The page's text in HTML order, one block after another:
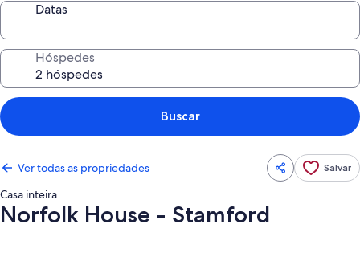
Datas
Hóspedes
Buscar
Ver todas as propriedades Salvar
Casa inteira
Norfolk House - Stamford